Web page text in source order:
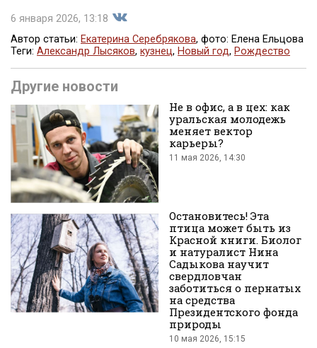
6 января 2026, 13:18
Поделиться
во
Вконтакте
Автор статьи: Екатерина Серебрякова, фото: Елена Ельцова
Теги: Александр Лысяков, кузнец, Новый год, Рождество
Другие новости
Не в офис, а в цех: как
уральская молодежь
меняет вектор
карьеры?
11 мая 2026, 14:30
Остановитесь! Эта
птица может быть из
Красной книги. Биолог
и натуралист Нина
Садыкова научит
свердловчан
заботиться о пернатых
на средства
Президентского фонда
природы
10 мая 2026, 15:15